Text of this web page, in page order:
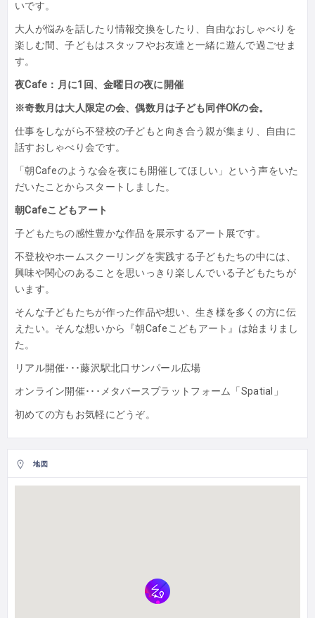
いです。
大人が悩みを話したり情報交換をしたり、自由なおしゃべりを
楽しむ間、子どもはスタッフやお友達と一緒に遊んで過ごせま
す。
夜Cafe：月に1回、金曜日の夜に開催
※奇数月は大人限定の会、偶数月は子ども同伴OKの会。
仕事をしながら不登校の子どもと向き合う親が集まり、自由に
話すおしゃべり会です。
「朝Cafeのような会を夜にも開催してほしい」という声をいた
だいたことからスタートしました。
朝Cafeこどもアート
子どもたちの感性豊かな作品を展示するアート展です。
不登校やホームスクーリングを実践する子どもたちの中には、
興味や関心のあることを思いっきり楽しんでいる子どもたちが
います。
そんな子どもたちが作った作品や想い、生き様を多くの方に伝
えたい。そんな想いから『朝Cafeこどもアート』は始まりまし
た。
リアル開催･･･藤沢駅北口サンパール広場
オンライン開催･･･メタバースプラットフォーム「Spatial」
初めての方もお気軽にどうぞ。
地図